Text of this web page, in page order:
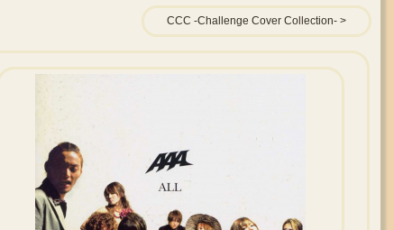
CCC -Challenge Cover Collection-